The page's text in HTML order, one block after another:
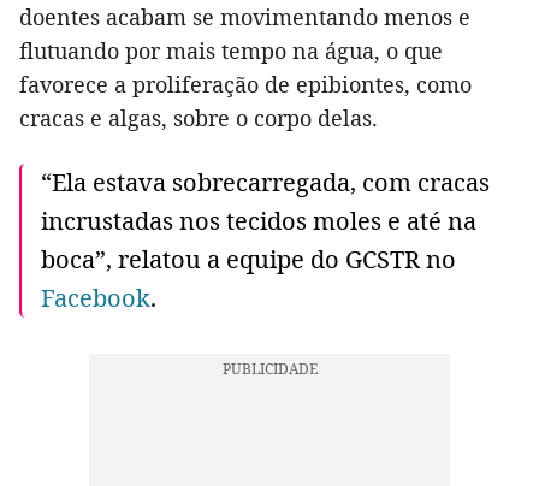
doentes acabam se movimentando menos e
flutuando por mais tempo na água, o que
favorece a proliferação de epibiontes, como
cracas e algas, sobre o corpo delas.
“Ela estava sobrecarregada, com cracas
incrustadas nos tecidos moles e até na
boca”, relatou a equipe do GCSTR no
Facebook.